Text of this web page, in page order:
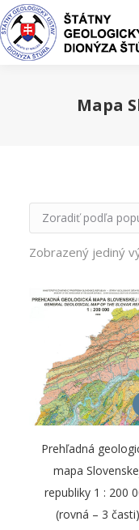
Mapa
Zobrazený jediný
Prehľadná
mapa
republiky 1 : 200
(rovná – 3 časti)